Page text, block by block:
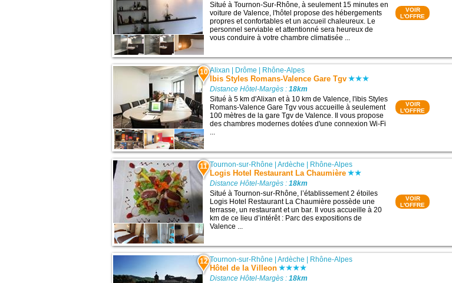
Situé à Tournon-Sur-Rhône, à seulement 15 minutes en
voiture de Valence, l'hôtel propose des hébergements
propres et confortables et un accueil chaleureux. Le
personnel serviable et attentionné sera heureux de
vous conduire à votre chambre climatisée ...
VOIR
L'OFFRE
10 Alixan Drôme Rhône-Alpes
Ibis Styles Romans-Valence Gare Tgv
Distance Hôtel-Margès :18km
Situé à 5 km d'Alixan et à 10 km de Valence, l'ibis Styles
Romans-Valence Gare Tgv vous accueille à seulement
100 mètres de la gare Tgv de Valence. Il vous propose
des chambres modernes dotées d'une connexion Wi-Fi
...
VOIR
L'OFFRE
11 Tournon-sur-Rhône |Ardèche Rhône-Alpes
Logis Hotel Restaurant La Chaumière
Distance Hôtel-Margès :18km
Situé à Tournon-sur-Rhône, l’établissement 2 étoiles
Logis Hotel Restaurant La Chaumière possède une
terrasse, un restaurant et un bar. Il vous accueille à 20
km de ce lieu d’intérêt : Parc des expositions de
Valence ...
VOIR
L'OFFRE
12 Tournon-sur-Rhône |Ardèche | Rhône-Alpes
Hôtel de la Villeon
Distance Hôtel-Margès :18km